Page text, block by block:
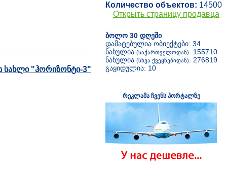
სახლი "ჰორიზონტი-3"
Количество объектов: 14500
Открыть страницу продавца
ბოლო 30 დღეში
დამატებულია ობიექტები: 34
ნახულია (საქართველოდან): 155710
ნახულია (სხვა ქვეყნებიდან): 276819
გაყიდულია: 10
რეკლამა ჩვენს პორტალზე